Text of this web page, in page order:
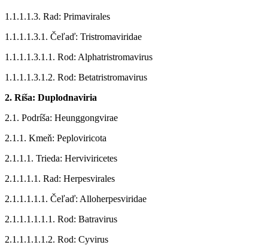
1.1.1.1.3. Rad: Primavirales
1.1.1.1.3.1. Čeľaď: Tristromaviridae
1.1.1.1.3.1.1. Rod: Alphatristromavirus
1.1.1.1.3.1.2. Rod: Betatristromavirus
2. Ríša: Duplodnaviria
2.1. Podríša: Heunggongvirae
2.1.1. Kmeň: Peploviricota
2.1.1.1. Trieda: Herviviricetes
2.1.1.1.1. Rad: Herpesvirales
2.1.1.1.1.1. Čeľaď: Alloherpesviridae
2.1.1.1.1.1.1. Rod: Batravirus
2.1.1.1.1.1.2. Rod: Cyvirus